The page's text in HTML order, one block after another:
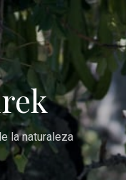
la naturaleza